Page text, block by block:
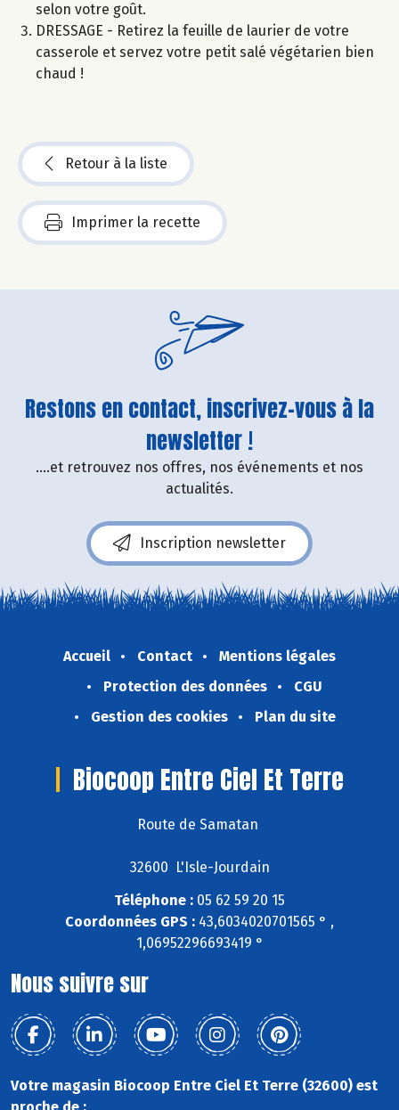
selon votre goût.
DRESSAGE - Retirez la feuille de laurier de votre
casserole et servez votre petit salé végétarien bien
chaud !
Retour à la liste
Imprimer la recette
Restons en contact, inscrivez-vous à la
newsletter !
....et retrouvez nos offres, nos événements et nos
actualités.
Inscription newsletter
Accueil Contact
Mentions légales
Protection des données
CGU
Gestion des cookies
Plan du site
Biocoop Entre Ciel Et Terre
Route de Samatan
32600 L'Isle-Jourdain
Téléphone : 05 62 59 20 15
Coordonnées GPS : 43,6034020701565 ° ,
1,06952296693419 °
Nous suivre sur
Votre magasin Biocoop Entre Ciel Et Terre (32600) est